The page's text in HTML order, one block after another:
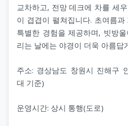
교차하고, 전망 데크에 차를 세
이 겹겹이 펼쳐집니다. 초여름
특별한 경험을 제공하며, 빗방
리는 날에는 야경이 더욱 아름답
주소: 경상남도 창원시 진해구
대 기준)
운영시간: 상시 통행(도로)